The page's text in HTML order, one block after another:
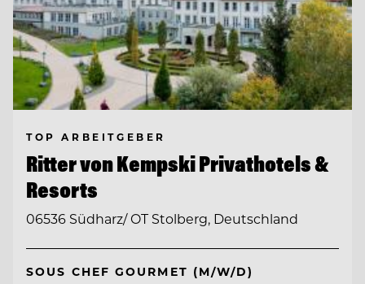
TOP ARBEITGEBER
Ritter von Kempski Privathotels &
Resorts
06536 Südharz/ OT Stolberg, Deutschland
SOUS CHEF GOURMET (M/W/D)